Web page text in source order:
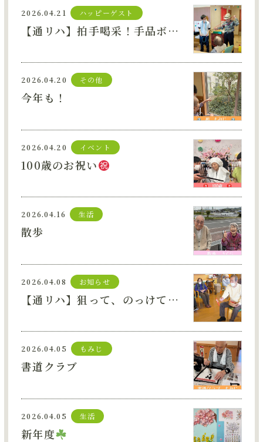
2026.04.21 ハッピーゲスト
【通リハ】拍手喝采！手品ボランティアさんと一緒にマジックショー
2026.04.20 その他
今年も！
2026.04.20 イベント
100歳のお祝い
2026.04.16 生活
散歩
2026.04.08 お知らせ
【通リハ】狙って、のっけて！白熱の「輪投ゲーム」を開催しました
2026.04.05 もみじ
書道クラブ
2026.04.05 生活
新年度